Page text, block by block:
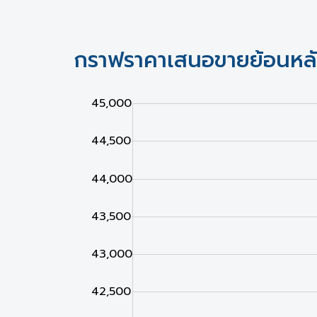
กราฟราคาเสนอขายย้อนห
40,000
42,500
43,000
43,500
44,000
44,500
45,000